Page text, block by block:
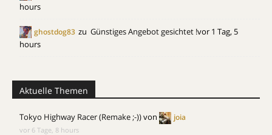
hours
ghostdog83 zu Günstiges Angebot gesichtet !vor 1 Tag, 5
hours
Aktuelle Themen
Tokyo Highway Racer (Remake ;-))von joia
vor 6 Tage, 8 hours